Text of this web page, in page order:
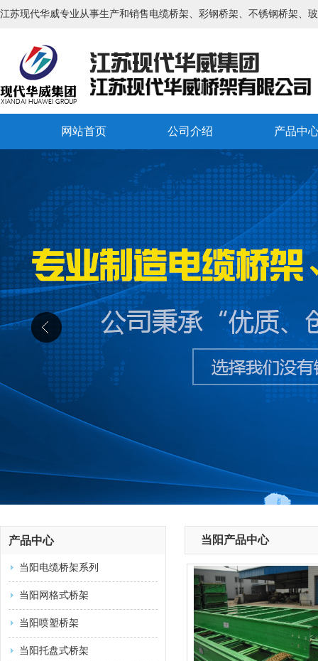
江苏现代华威专业从事生产和销售电缆桥架、彩钢桥架、不锈钢桥架、
网站首页 公司介绍 产品中
产品中心
当阳电缆桥架系列
当阳网格式桥架
当阳喷塑桥架
当阳托盘式桥架
当阳产品中心